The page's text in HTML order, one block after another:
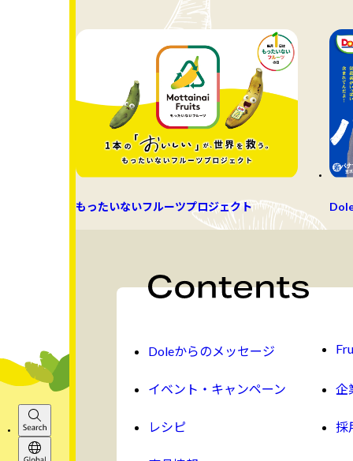
Search
もったいないフルーツプロジェクト
Doleからのメッセージ
イベント・キャンペーン
レシピ
企
採